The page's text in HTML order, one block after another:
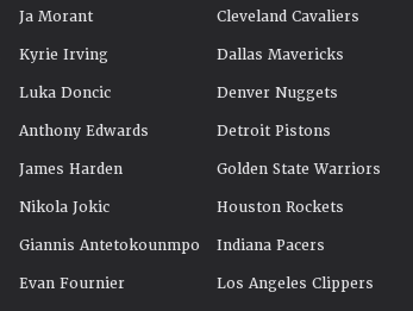
Ja Morant
Kyrie Irving
Luka Doncic
Anthony Edwards
James Harden
Nikola Jokic
Giannis Antetokounmpo
Evan Fournier
Cleveland Cavaliers
Dallas Mavericks
Denver Nuggets
Detroit Pistons
Golden State Warriors
Houston Rockets
Indiana Pacers
Los Angeles Clippers